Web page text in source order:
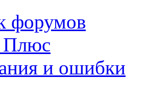
форумов
Плюс
и ошибки